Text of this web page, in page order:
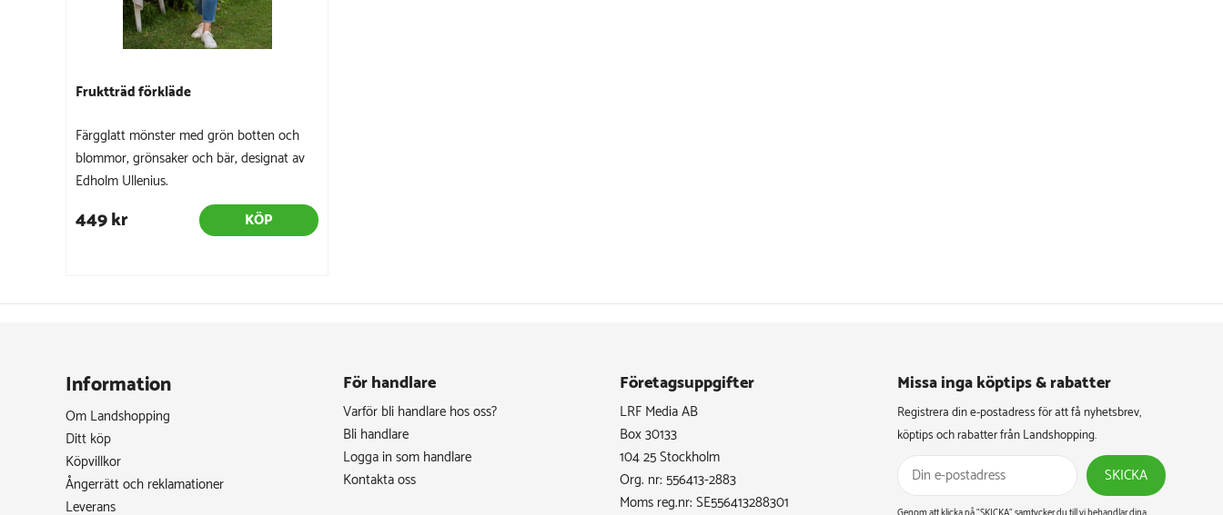
Fruktträd förkläde
Färgglatt mönster med grön botten och
blommor, grönsaker och bär, designat av
Edholm Ullenius.
449 kr KÖP
Information
Om Landshopping
Ditt köp
Köpvillkor
Ångerrätt och reklamationer
Leverans
För handlare
Varför bli handlare hos oss?
Bli handlare
Logga in som handlare
Kontakta oss
Företagsuppgifter
LRF Media AB
Box 30133
104 25 Stockholm
Org. nr: 556413-2883
Moms reg.nr: SE556413288301
Missa inga köptips & rabatter​
Registrera din e-postadress för att få nyhetsbrev,
köptips och rabatter från Landshopping.
SKICKA